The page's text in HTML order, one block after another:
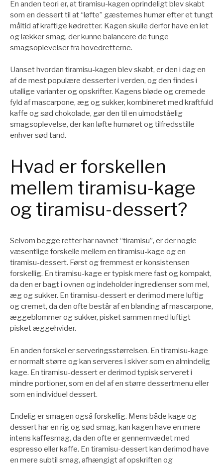
En anden teori er, at tiramisu-kagen oprindeligt blev skabt
som en dessert til at “løfte” gæsternes humør efter et tungt
måltid af kraftige kødretter. Kagen skulle derfor have en let
og lækker smag, der kunne balancere de tunge
smagsoplevelser fra hovedretterne.
Uanset hvordan tiramisu-kagen blev skabt, er den i dag en
af de mest populære desserter i verden, og den findes i
utallige varianter og opskrifter. Kagens bløde og cremede
fyld af mascarpone, æg og sukker, kombineret med kraftfuld
kaffe og sød chokolade, gør den til en uimodståelig
smagsoplevelse, der kan løfte humøret og tilfredsstille
enhver sød tand.
Hvad er forskellen
mellem tiramisu-kage
og tiramisu-dessert?
Selvom begge retter har navnet “tiramisu”, er der nogle
væsentlige forskelle mellem en tiramisu-kage og en
tiramisu-dessert. Først og fremmest er konsistensen
forskellig. En tiramisu-kage er typisk mere fast og kompakt,
da den er bagt i ovnen og indeholder ingredienser som mel,
æg og sukker. En tiramisu-dessert er derimod mere luftig
og cremet, da den ofte består af en blanding af mascarpone,
æggeblommer og sukker, pisket sammen med luftigt
pisket æggehvider.
En anden forskel er serveringsstørrelsen. En tiramisu-kage
er normalt større og kan serveres i skiver som en almindelig
kage. En tiramisu-dessert er derimod typisk serveret i
mindre portioner, som en del af en større dessertmenu eller
som en individuel dessert.
Endelig er smagen også forskellig. Mens både kage og
dessert har en rig og sød smag, kan kagen have en mere
intens kaffesmag, da den ofte er gennemvædet med
espresso eller kaffe. En tiramisu-dessert kan derimod have
en mere subtil smag, afhængigt af opskriften og